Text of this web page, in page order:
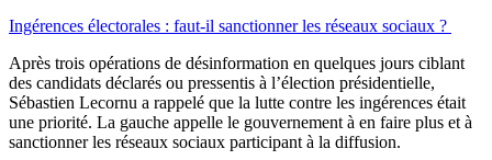
Ingérences électorales : faut-il sanctionner les réseaux sociaux ?
Après trois opérations de désinformation en quelques jours ciblant
des candidats déclarés ou pressentis à l’élection présidentielle,
Sébastien Lecornu a rappelé que la lutte contre les ingérences était
une priorité. La gauche appelle le gouvernement à en faire plus et à
sanctionner les réseaux sociaux participant à la diffusion.